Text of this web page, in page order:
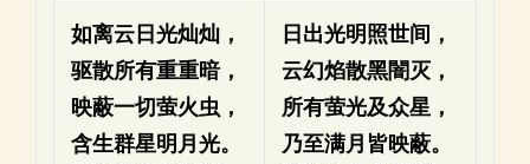
如离云日光灿灿，
驱散所有重重暗，
映蔽一切萤火虫，
含生群星明月光。
日出光明照世间，
云幻焰散黑闇灭，
所有萤光及众星，
乃至满月皆映蔽。